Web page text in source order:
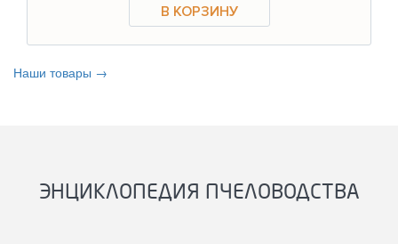
Наши товары →
ЭНЦИКЛОПЕДИЯ ПЧЕЛОВОДСТВА